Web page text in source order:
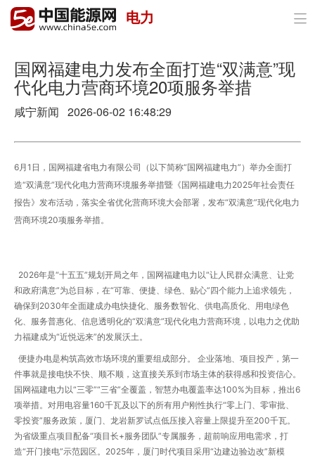
政策与经济
油气
电力
新能源
电力 
国网福建电力发布全面打造“双满意”现
代化电力营商环境20项服务举措
咸宁新闻 2026-06-02 16:48:29
6月1日，国网福建省电力有限公司（以下简称“国网福建电力”）举办全面打
造“双满意”现代化电力营商环境服务举措暨《国网福建电力2025年社会责任
报告》发布活动，落实全省优化营商环境大会部署，发布“双满意”现代化电力
营商环境20项服务举措。
2026年是“十五五”规划开局之年，国网福建电力以“让人民群众满意、让党
和政府满意”为总目标，在“可靠、便捷、绿色、贴心”四个能力上追求领先，
确保到2030年全面建成办电快捷化、服务数智化、供电高质化、用电绿色
化、服务普惠化、信息透明化的“双满意”现代化电力营商环境，以电力之优助
力福建成为“近悦远来”的发展沃土。
便捷办电是构筑高效市场环境的重要组成部分。 企业落地、项目投产，第一
件事就是接电快不快、顺不顺，这直接关系到市场主体的获得感和投资信心。
国网福建电力以“三零”“三省”全覆盖，智慧办电覆盖率达100%为目标，推出6
项举措。对用电容量160千瓦及以下的所有用户刚性执行“零上门、零审批、
零投资”服务政策，厦门、龙岩新罗试点低压接入容量上限提升至200千瓦。
为省级重点项目配备“项目长+服务团队”专属服务，超前响应用电需求，打
造“开门接电”示范园区。2025年，厦门时代项目采用“边建边验边改”新模